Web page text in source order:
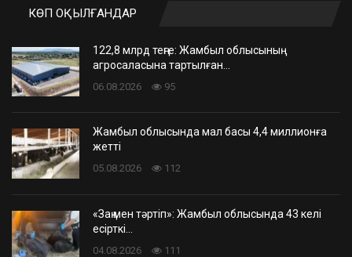
КӨП ОҚЫЛҒАНДАР
122,8 млрд теңге: Жамбыл облысының
агросаласына тартылған…
06.08.2026 95
Жамбыл облысында мал басы 4,4 миллионға
жетті
05.08.2026 112
«Заң мен тәртіп»: Жамбыл облысында 43 келі
есірткі…
04.08.2026 111